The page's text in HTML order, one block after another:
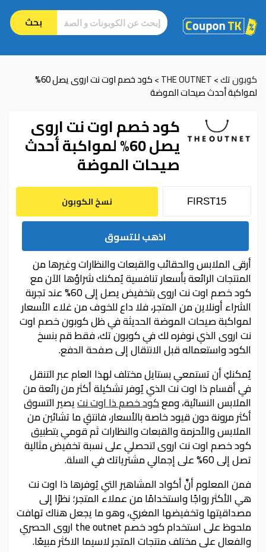
بحث
كوبون تك>
THE OUTNET
> كود خصم اوت نت اروى يصل 60%
لمواكبة أحدث صيحات الموضة
كود خصم اوت نت اروى
يصل 60% لمواكبة أحدث
صيحات الموضة
نسخ الكوبون
اذهب للتسوق
أرقى الملابس والحقائب والقبعات والنظارات وغيرها من
المنتجات الرائعة بأسعار تنافسية يُمكنك شراؤها الآن مع
كود خصم اوت نت اروى بتخفيض يصل إلى 60% عند تجربة
الشراء أونلاين من المتجر، فلا داع للخوف من غلاء الأسعار
لمواكبة صيحات الموضة الحديثة في ظل كوبون خصم اوت
نت اروى الذي نوفره لك في كوبون تك، فقط قم بنسخ
الكود واستعماله قبل الانتقال إلى صفحة الدفع.
يُمكنكِ أن تستمعي بستايل مختلف لهذا العام عبر التنقل
في أقسام ذا اوت نت الذي يُوفر تشكيلة أكثر من رائعة من
الملابس النسائية، ومعكود خصم ذا اوت نتيصير التسوق
أكثر مرونة دون قيود خاصة بالأسعار، فانتقِ ما تشائين من
الملابس والأحزمة والقبعات والنظارات ثم قومي بتطبيق
كود خصم اوت نت اروى لتحصلي على نسبة تخفيض مثالية
تصل إلى 60% على إجمالي مشترياتك في السلة.
فمن المعلوم أنَّ أكواد المشاهير التي يُوفرها ذا اوت نت
هي الأكثر رواجًا واستخدامًا من عملاء المتجر؛ نظرًا إلى
مصداقيتها وتخفيضها المغري، وهو ما يجعل هناك تهافت
ملحوظ على استخدام كود خصم the outnet اروى الحصري
والفعال على مختلف منتجات المتجر لاسيما الاكثر مبيعًا.